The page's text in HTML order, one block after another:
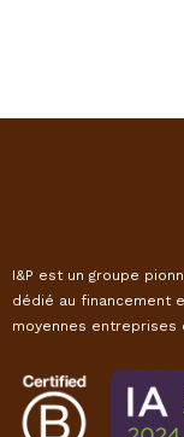
I&P est un groupe
dédié au financement
moyennes entreprises